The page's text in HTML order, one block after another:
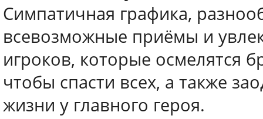
Симпатичная графика,
всевозможные приёмы и
игроков, которые осмелятся
чтобы спасти всех, а также
жизни у главного героя.